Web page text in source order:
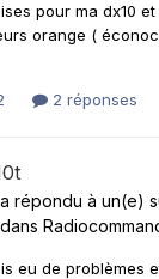
pour ma dx10
orange (
2 réponses
a répondu à un(e)
dans
eu de problèmes